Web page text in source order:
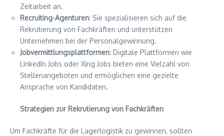
Zeitarbeit an.
Recruiting-Agenturen: Sie spezialisieren sich auf die
Rekrutierung von Fachkräften und unterstützen
Unternehmen bei der Personalgewinnung.
Jobvermittlungsplattformen: Digitale Plattformen wie
LinkedIn Jobs oder Xing Jobs bieten eine Vielzahl von
Stellenangeboten und ermöglichen eine gezielte
Ansprache von Kandidaten.
Strategien zur Rekrutierung von Fachkräften
Um Fachkräfte für die Lagerlogistik zu gewinnen, sollten